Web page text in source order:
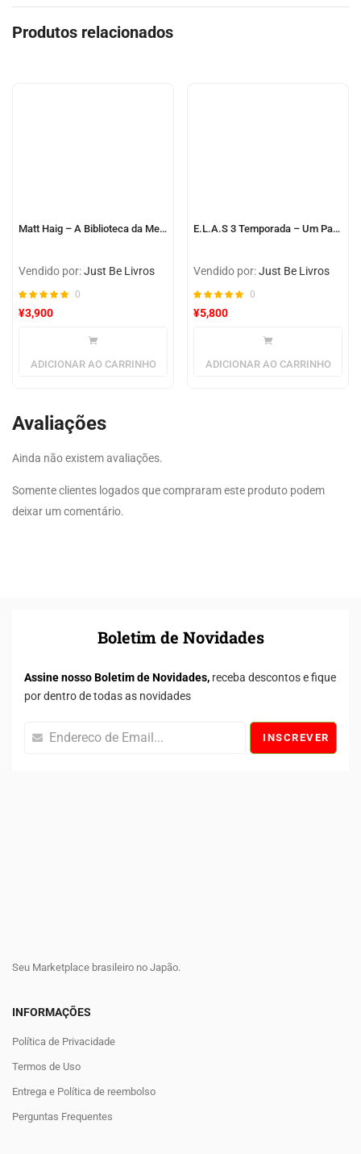
Produtos relacionados
Matt Haig – A Biblioteca da Meia-Noite
Vendido por:Just Be Livros
0
¥3,900
ADICIONAR AO CARRINHO
E.L.A.S 3 Temporada – Um Pacto de Silêncio
Vendido por:Just Be Livros
0
¥5,800
ADICIONAR AO CARRINHO
Avaliações
Ainda não existem avaliações.
Somente clientes logados que compraram este produto podem
deixar um comentário.
Boletim de Novidades
Assine nosso Boletim de Novidades, receba descontos e fique
por dentro de todas as novidades
INSCREVER
Seu Marketplace brasileiro no Japão.
INFORMAÇÕES
Política de Privacidade
Termos de Uso
Entrega e Política de reembolso
Perguntas Frequentes